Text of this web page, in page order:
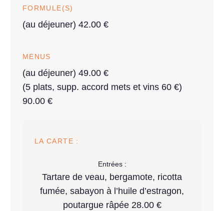
FORMULE(S)
(au déjeuner) 42.00 €
MENUS
(au déjeuner) 49.00 €
(5 plats, supp. accord mets et vins 60 €)
90.00 €
LA CARTE :
Entrées :
Tartare de veau, bergamote, ricotta
fumée, sabayon à l’huile d’estragon,
poutargue râpée 28.00 €